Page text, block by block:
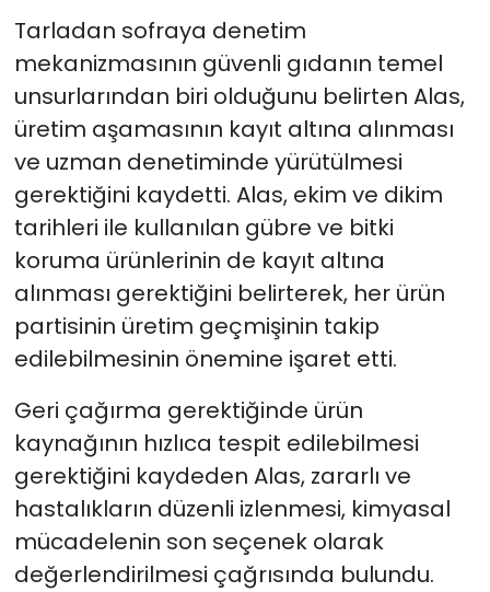
Tarladan sofraya denetim
mekanizmasının güvenli gıdanın temel
unsurlarından biri olduğunu belirten Alas,
üretim aşamasının kayıt altına alınması
ve uzman denetiminde yürütülmesi
gerektiğini kaydetti. Alas, ekim ve dikim
tarihleri ile kullanılan gübre ve bitki
koruma ürünlerinin de kayıt altına
alınması gerektiğini belirterek, her ürün
partisinin üretim geçmişinin takip
edilebilmesinin önemine işaret etti.
Geri çağırma gerektiğinde ürün
kaynağının hızlıca tespit edilebilmesi
gerektiğini kaydeden Alas, zararlı ve
hastalıkların düzenli izlenmesi, kimyasal
mücadelenin son seçenek olarak
değerlendirilmesi çağrısında bulundu.